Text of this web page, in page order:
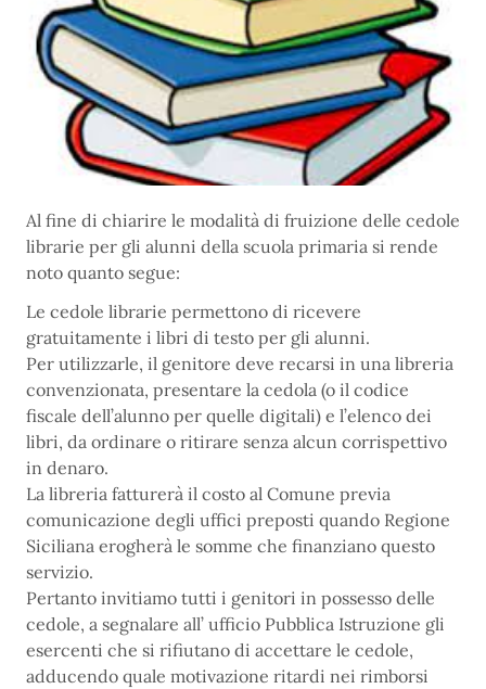
Al fine di chiarire le modalità di fruizione delle cedole
librarie per gli alunni della scuola primaria si rende
noto quanto segue:
Le cedole librarie permettono di ricevere
gratuitamente i libri di testo per gli alunni.
Per utilizzarle, il genitore deve recarsi in una libreria
convenzionata, presentare la cedola (o il codice
fiscale dell’alunno per quelle digitali) e l’elenco dei
libri, da ordinare o ritirare senza alcun corrispettivo
in denaro.
La libreria fatturerà il costo al Comune previa
comunicazione degli uffici preposti quando Regione
Siciliana erogherà le somme che finanziano questo
servizio.
Pertanto invitiamo tutti i genitori in possesso delle
cedole, a segnalare all’ ufficio Pubblica Istruzione gli
esercenti che si rifiutano di accettare le cedole,
adducendo quale motivazione ritardi nei rimborsi